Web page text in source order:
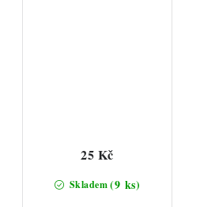
Skladem(9 ks)
25 Kč